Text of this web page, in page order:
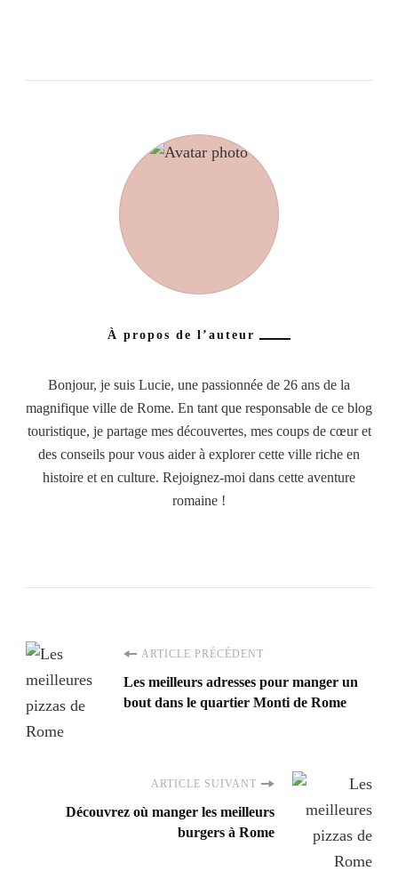
À propos de l’auteur
Bonjour, je suis Lucie, une passionnée de 26 ans de la
magnifique ville de Rome. En tant que responsable de ce blog
touristique, je partage mes découvertes, mes coups de cœur et
des conseils pour vous aider à explorer cette ville riche en
histoire et en culture. Rejoignez-moi dans cette aventure
romaine !
Navigation
d'article
ARTICLE PRÉCÉDENT
Les meilleurs adresses pour manger un
bout dans le quartier Monti de Rome
ARTICLE SUIVANT
Découvrez où manger les meilleurs
burgers à Rome